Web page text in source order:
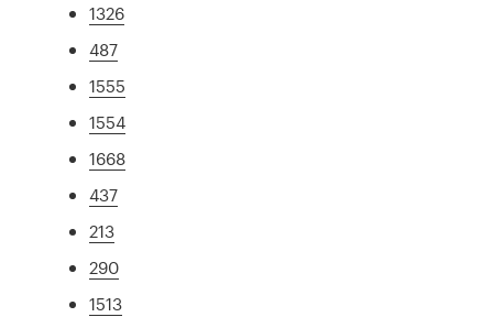
1326
487
1555
1554
1668
437
213
290
1513